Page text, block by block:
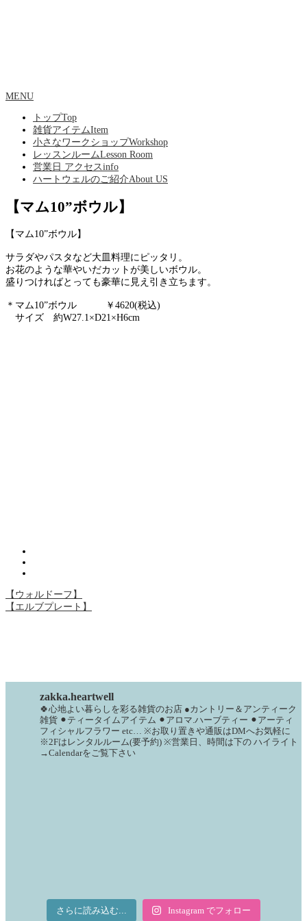
MENU
トップTop
雑貨アイテムItem
小さなワークショップWorkshop
レッスンルームLesson Room
営業日 アクセスinfo
ハートウェルのご紹介About US
【マム10”ボウル】
【マム10”ボウル】
サラダやパスタなど大皿料理にピッタリ。
お花のような華やいだカットが美しいボウル。
盛りつければとっても豪華に見え引き立ちます。
＊マム10”ボウル ￥4620(税込)
サイズ 約W27.1×D21×H6cm
【ウォルドーフ】
【エルブプレート】
zakka.heartwell
🍀心地よい暮らしを彩る雑貨のお店 ●カントリー＆アンティーク
雑貨 ⚫︎ティータイムアイテム ⚫︎アロマ.ハーブティー ⚫︎アーティ
フィシャルフラワー etc… ※お取り置きや通販はDMへお気軽に
※2Fはレンタルルーム(要予約) ※営業日、時間は下の ハイライト
→Calendarをご覧下さい
さらに読み込む... Instagram でフォロー